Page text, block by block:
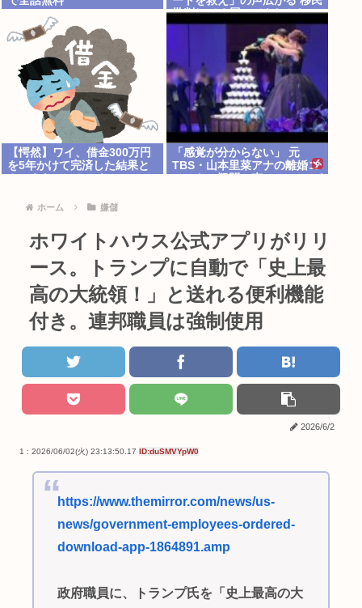
批判してる層ってもしかし
て…
【愕然】ワイ、借金300万円
を5年かけて完済した結果と
「感覚が分からない」 元
TBS・山本里菜アナの離婚コ
ホーム 嫌儲
ホワイトハウス公式アプリがリリ
ース。トランプに自動で「史上最
高の大統領！」と送れる便利機能
付き。連邦職員は強制使用
2026/6/2
1 : 2026/06/02(火) 23:13:50.17 ID:duSMVYpW0
https://www.themirror.com/news/us-
news/government-employees-ordered-
download-app-1864891.amp
政府職員に、トランプ氏を「史上最高の大